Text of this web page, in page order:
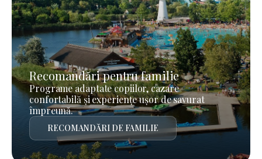
Recomandări pentru familie
Programe adaptate copiilor, cazare
confortabilă și experiențe ușor de savurat
împreună.
RECOMANDĂRI DE FAMILIE